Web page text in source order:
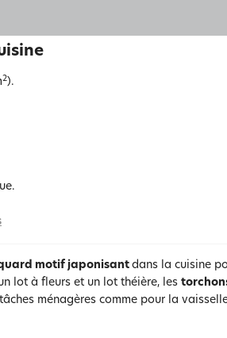
2).
motif japonisant dans la cuisine
lot à fleurs et un lot théière, les
ménagères comme pour la